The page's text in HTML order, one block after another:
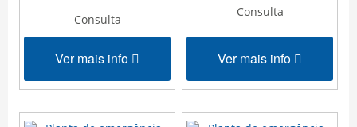
Consulta
Ver mais info
Consulta
Ver mais info